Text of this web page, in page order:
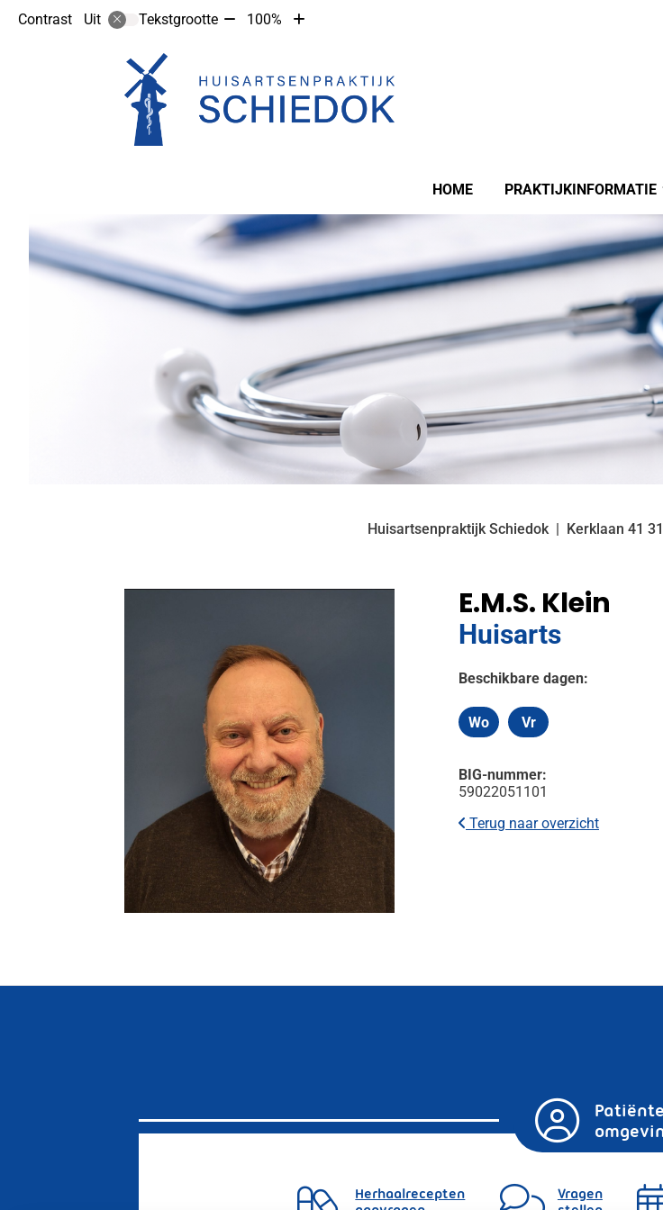
Contrast Uit Tekstgrootte Tekst
10%
100%
Tekst
10%
HOME
PRAKTIJKINFORMATIE
Huisartsenpraktijk Schiedok Kerklaan 41
E.M.S. Klein
Huisarts
Beschikbare dagen:
Woensdag
Wo Vrijdag
Vr
BIG-nummer:
59022051101
Terug naar overzicht
Herhaalrecepten
Vragen